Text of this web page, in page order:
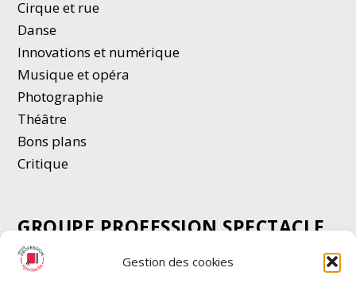
Gestion des cookies
Cirque et rue
Danse
Innovations et numérique
Musique et opéra
Photographie
Théâtre
Bons plans
Critique
GROUPE PROFESSION SPECTACLE
Chèque Intermittents